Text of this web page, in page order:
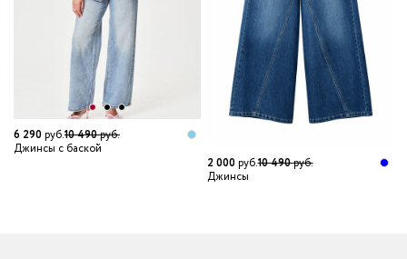
6 290руб.10 490руб.
Джинсы с баской
2 000руб.10 490руб.
Джинсы